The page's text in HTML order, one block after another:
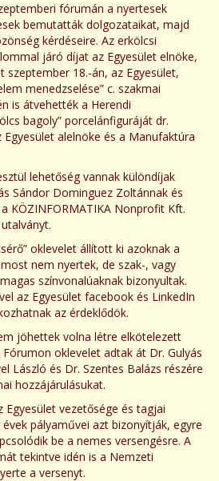
fórumán a nyertesek
bemutatták dolgozataikat, majd
kérdéseire. Az erkölcsi
járó díjat az Egyesület elnöke,
szeptember 18.-án, az Egyesület,
menedzselése” c. szakmai
is átvehették a Herendi
bagoly” porcelánfiguráját dr.
alelnöke és a Manufaktúra
lehetőség vannak különdíjak
Sándor Dominguez Zoltánnak és
KÖZINFORMATIKA Nonprofit Kft.
oklevelet állított ki azoknak a
nem nyertek, de szak-, vagy
színvonalúaknak bizonyultak.
az Egyesület facebook és LinkedIn
az érdeklődök.
jöhettek volna létre elkötelezett
oklevelet adtak át Dr. Gulyás
László és Dr. Szentes Balázs részére
hozzájárulásukat.
vezetősége és tagjai
pályaművei azt bizonyítják, egyre
be a nemes versengésre. A
tekintve idén is a Nemzeti
a versenyt.